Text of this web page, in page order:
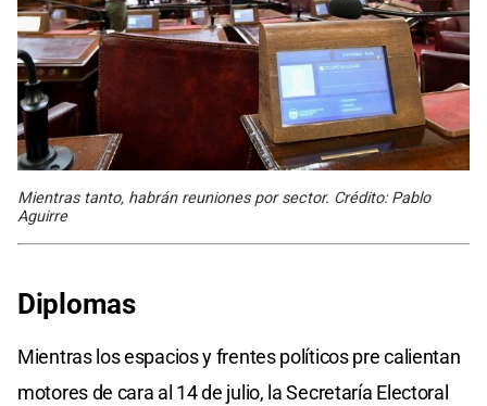
Mientras tanto, habrán reuniones por sector. Crédito: Pablo
Aguirre
Diplomas
Mientras los espacios y frentes políticos pre calientan
motores de cara al 14 de julio, la Secretaría Electoral